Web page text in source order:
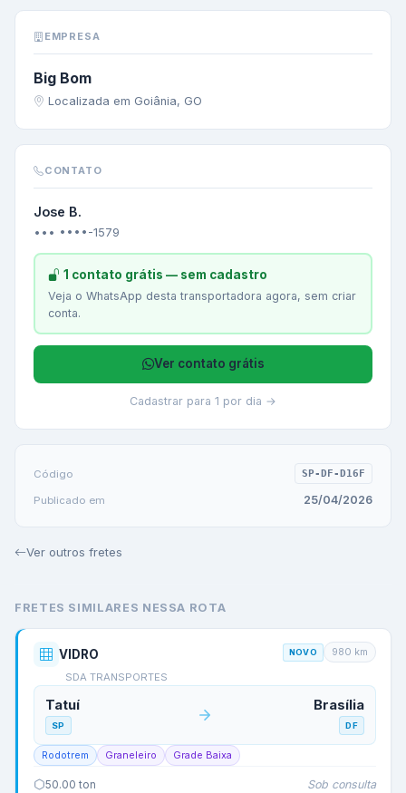
EMPRESA
Big Bom
Localizada em Goiânia, GO
CONTATO
Jose B.
••• ••••-1579
1 contato grátis — sem cadastro
Veja o WhatsApp desta transportadora agora, sem criar
conta.
Ver contato grátis
Cadastrar para 1 por dia →
Código SP-DF-D16F
Publicado em 25/04/2026
Ver outros fretes
FRETES SIMILARES NESSA ROTA
VIDRO
SDA TRANSPORTES
NOVO 980 km
Tatuí
SP
Brasília
DF
Rodotrem Graneleiro Grade Baixa
50.00 ton Sob consulta